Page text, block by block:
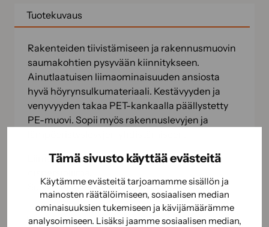
Tämä sivusto käyttää evästeitä
Käytämme evästeitä tarjoamamme sisällön ja
mainosten räätälöimiseen, sosiaalisen median
ominaisuuksien tukemiseen ja kävijämäärämme
analysoimiseen. Lisäksi jaamme sosiaalisen median,
Tuotekuvaus
Rakenteiden tiivistämiseen ja rakennusmuovin
saumakohtien pysyvään kiinnitykseen.
Ainutlaatuisen liimaominaisuuden ansiosta
hyvä höyrynsulkumateriaali. Kestävyyden ja
venyvyyden takaa PET-kankaalla päällystetty
PE-muovi. Sopii myös rakennuslevyjen ja
Liima-aine: aggressiivinen akryyli-
Suositeltu asennuslämpötila: > +5°C.
Käyttöohje